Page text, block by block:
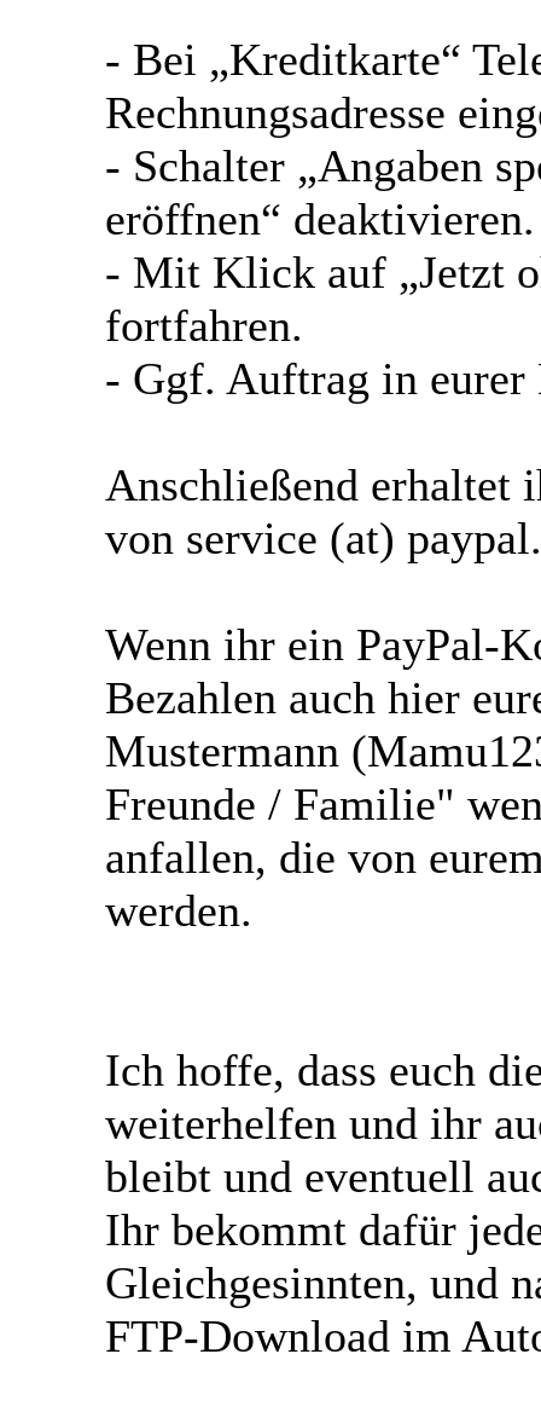
- Bei „Kreditkarte“
Rechnungsadresse
- Schalter „Angaben
eröffnen“ deaktivieren.
- Mit Klick auf „Jetzt
fortfahren.
- Ggf. Auftrag in
Anschließend erhaltet
von service (at)
Wenn ihr ein PayPal-
Bezahlen auch hier
Mustermann
Freunde / Familie"
anfallen, die von
werden.
Ich hoffe, dass euch
weiterhelfen und ihr
bleibt und eventuell
Ihr bekommt dafür
Gleichgesinnten, und
FTP-Download im